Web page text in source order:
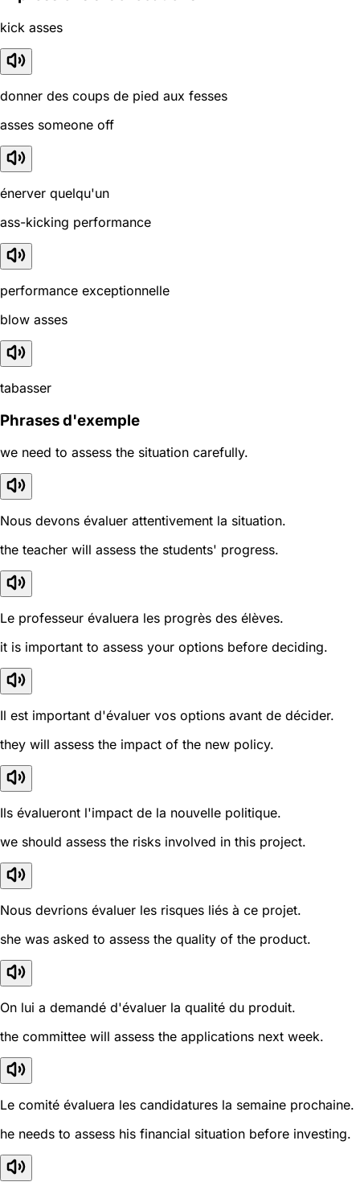
kick asses
donner des coups de pied aux fesses
asses someone off
énerver quelqu'un
ass-kicking performance
performance exceptionnelle
blow asses
tabasser
Phrases d'exemple
we need to assess the situation carefully.
Nous devons évaluer attentivement la situation.
the teacher will assess the students' progress.
Le professeur évaluera les progrès des élèves.
it is important to assess your options before deciding.
Il est important d'évaluer vos options avant de décider.
they will assess the impact of the new policy.
Ils évalueront l'impact de la nouvelle politique.
we should assess the risks involved in this project.
Nous devrions évaluer les risques liés à ce projet.
she was asked to assess the quality of the product.
On lui a demandé d'évaluer la qualité du produit.
the committee will assess the applications next week.
Le comité évaluera les candidatures la semaine prochaine.
he needs to assess his financial situation before investing.